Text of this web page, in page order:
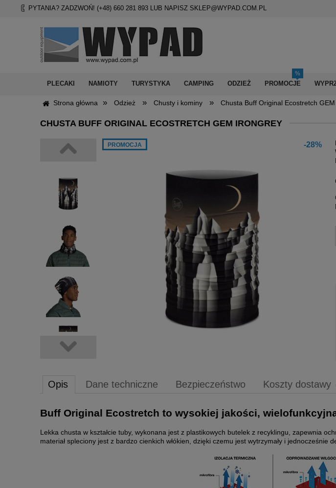
PYTANIA? ZADZWOŃ! (+48) 660 281 893 LUB NAPISZ SKLEP@WYPAD.COM.PL
PLECAKI NAMIOTY TURYSTYKA CAMPING ODZIEŻ PROMOCJE
Strona główna » Odzież » Chusty i kominy » Chusta Buff Original Ecostretch
CHUSTA BUFF ORIGINAL ECOSTRETCH GEM IRONGREY
PROMOCJA -28%
Opis Dane techniczne Bezpieczeństwo Koszty dostawy
Buff Original Ecostretch to wysokiej jakości,
Lekka chusta w kształcie tuby, wykonana jest z plastikowych butelek z recyklingu, zapewnia
materiał spleciony jest z bardzo cienkich włókien, dzięki czemu jest wytrzymały i jednocześnie